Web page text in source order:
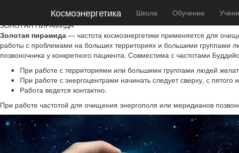
Космоэнергетика Школа Обучение
ЗОЛОТАЯ ПИРАМИДА
ЗОЛОТАЯ ПИРАМИДА
Золотая пирамида — частота космоэнергетики применяется для
работы с проблемами на больших территориях и большими группами
позвоночника у конкретного пациента. Совместима с частотами
При работе с территориями или большими группами людей
При работе с энергоцентрами начинать следует сверху, с пятого
Работа ведется контактно.
При работе частотой для очищения энергополя или меридианов